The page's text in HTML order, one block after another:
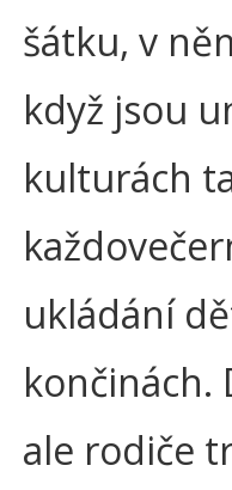
šátku, v
když jsou
kulturách
ukládání
končinách.
ale rodiče